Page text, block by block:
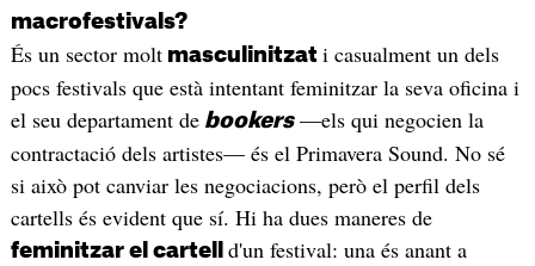
macrofestivals?
És un sector moltmasculinitzat i casualment un dels
pocs festivals que està intentant feminitzar la seva oficina i
el seu departament de bookers —els qui negocien la
contractació dels artistes— és el Primavera Sound. No sé
si això pot canviar les negociacions, però el perfil dels
cartells és evident que sí. Hi ha dues maneres de
feminitzar el cartell d'un festival: una és anant a